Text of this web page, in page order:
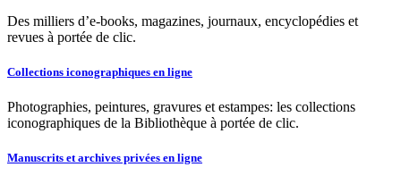
Des milliers d’e-books, magazines, journaux, encyclopédies et
revues à portée de clic.
Collections iconographiques en ligne
Photographies, peintures, gravures et estampes: les collections
iconographiques de la Bibliothèque à portée de clic.
Manuscrits et archives privées en ligne